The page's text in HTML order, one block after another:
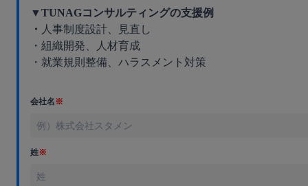
▼TUNAGコンサルティングの支援例
・ 人事制度設計、見直し
・組織開発、人材育成
・就業規則整備、ハラスメント対策
会社名※
姓※